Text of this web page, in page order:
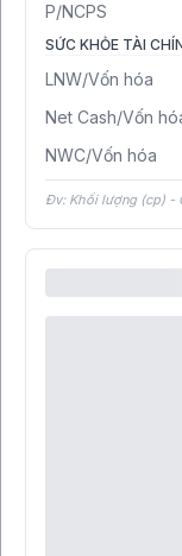
P/NCPS
SỨC KHỎE TÀI
LNW/Vốn hóa
Net Cash/Vốn
NWC/Vốn hóa
Đv: Khối lượng (cp) -